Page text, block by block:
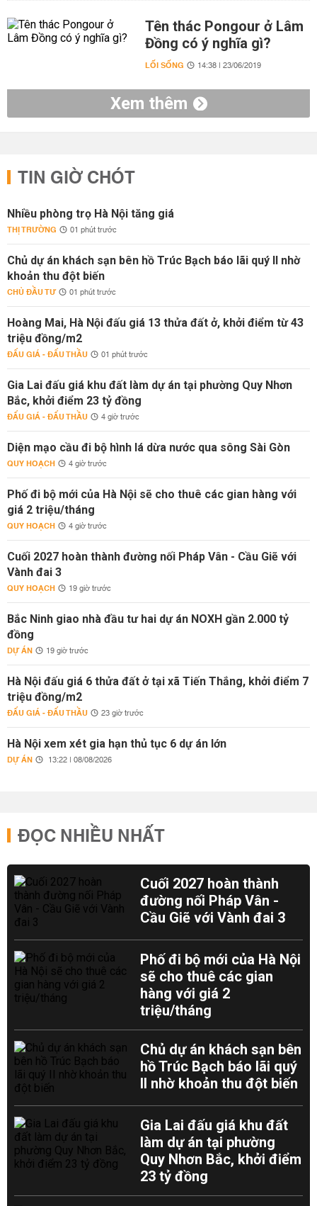
Tên thác Pongour ở Lâm
Đồng có ý nghĩa gì?
LỐI SỐNG 14:38 | 23/06/2019
Xem thêm
TIN GIỜ CHÓT
Nhiều phòng trọ Hà Nội tăng giá
THỊ TRƯỜNG 01 phút trước
Chủ dự án khách sạn bên hồ Trúc Bạch báo lãi quý II nhờ
khoản thu đột biến
CHỦ ĐẦU TƯ 01 phút trước
Hoàng Mai, Hà Nội đấu giá 13 thửa đất ở, khởi điểm từ 43
triệu đồng/m2
ĐẤU GIÁ - ĐẤU THẦU 01 phút trước
Gia Lai đấu giá khu đất làm dự án tại phường Quy Nhơn
Bắc, khởi điểm 23 tỷ đồng
ĐẤU GIÁ - ĐẤU THẦU 4 giờ trước
Diện mạo cầu đi bộ hình lá dừa nước qua sông Sài Gòn
QUY HOẠCH 4 giờ trước
Phố đi bộ mới của Hà Nội sẽ cho thuê các gian hàng với
giá 2 triệu/tháng
QUY HOẠCH 4 giờ trước
Cuối 2027 hoàn thành đường nối Pháp Vân - Cầu Giẽ với
Vành đai 3
QUY HOẠCH 19 giờ trước
Bắc Ninh giao nhà đầu tư hai dự án NOXH gần 2.000 tỷ
đồng
DỰ ÁN 19 giờ trước
Hà Nội đấu giá 6 thửa đất ở tại xã Tiến Thắng, khởi điểm 7
triệu đồng/m2
ĐẤU GIÁ - ĐẤU THẦU 23 giờ trước
Hà Nội xem xét gia hạn thủ tục 6 dự án lớn
DỰ ÁN 13:22 | 08/08/2026
ĐỌC NHIỀU NHẤT
Cuối 2027 hoàn thành
đường nối Pháp Vân -
Cầu Giẽ với Vành đai 3
Phố đi bộ mới của Hà Nội
sẽ cho thuê các gian
hàng với giá 2
triệu/tháng
Chủ dự án khách sạn bên
hồ Trúc Bạch báo lãi quý
II nhờ khoản thu đột biến
Gia Lai đấu giá khu đất
làm dự án tại phường
Quy Nhơn Bắc, khởi điểm
23 tỷ đồng